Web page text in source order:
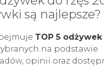
są najlepsze?
TOP 5
na podstawie
opinii oraz